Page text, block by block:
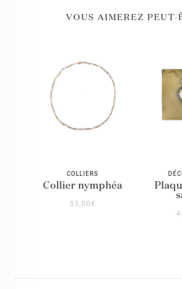
VOUS AIMEREZ PEUT-
COLLIERS
collier nymphéa
55,00€
plaques coeur